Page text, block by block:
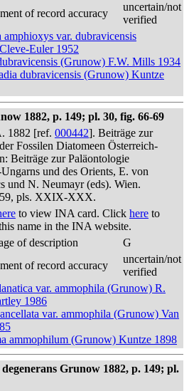
of record accuracy
uncertain/not
verified
amphioxys var. dubravicensis
Euler 1952
(Grunow) F.W. Mills 1934
dubravicensis (Grunow) Kuntze
1882, p. 149; pl. 30, fig. 66-69
1882 [ref. 000442]. Beiträge zur
Fossilen Diatomeen Österreich-
Beiträge zur Paläontologie
und des Orients, E. von
und N. Neumayr (eds). Wien.
pls. XXIX-XXX.
to view INA card. Click here to
name in the INA website.
of description
G
of record accuracy
uncertain/not
verified
var. ammophila (Grunow) R.
1986
var. ammophila (Grunow) Van
ammophilum (Grunow) Kuntze 1898
Grunow 1882, p. 149; pl.